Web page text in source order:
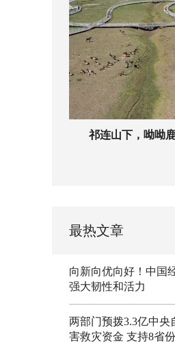
祁连山下，呦呦
最热文章
向新向优向好！中国
强大韧性和活力
两部门预拨3.3亿中央
害救灾资金 支持8省